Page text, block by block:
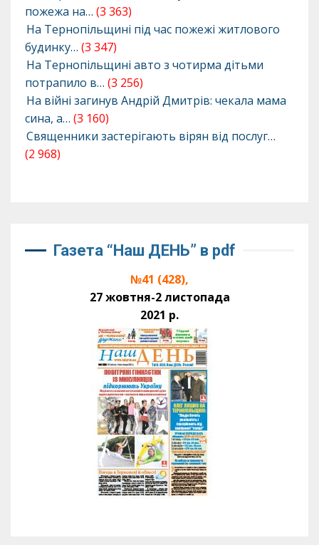
пожежа на… (3 363)
На Тернопільщині під час пожежі житлового
будинку… (3 347)
На Тернопільщині авто з чотирма дітьми
потрапило в… (3 256)
На війні загинув Андрій Дмитрів: чекала мама
сина, а… (3 160)
Священники застерігають вірян від послуг…
(2 968)
Газета “Наш ДЕНЬ” в pdf
№41 (428),
27 жовтня-2 листопада
2021 р.